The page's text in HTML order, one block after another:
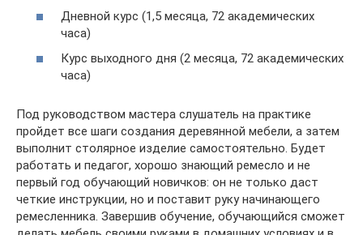
Дневной курс (1,5 месяца, 72 академических
часа)
Курс выходного дня (2 месяца, 72 академических
часа)
Под руководством мастера слушатель на практике
пройдет все шаги создания деревянной мебели, а затем
выполнит столярное изделие самостоятельно. Будет
работать и педагог, хорошо знающий ремесло и не
первый год обучающий новичков: он не только даст
четкие инструкции, но и поставит руку начинающего
ремесленника. Завершив обучение, обучающийся сможет